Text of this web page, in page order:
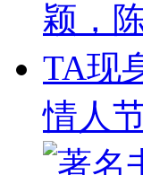
情人